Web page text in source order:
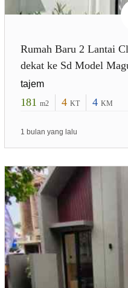
Rumah Baru 2 Lantai
dekat ke Sd Model
tajem
181 m2 4 KT 4 KM
1 bulan yang lalu